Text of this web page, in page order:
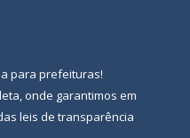
para prefeituras!
onde garantimos em
leis de transparência